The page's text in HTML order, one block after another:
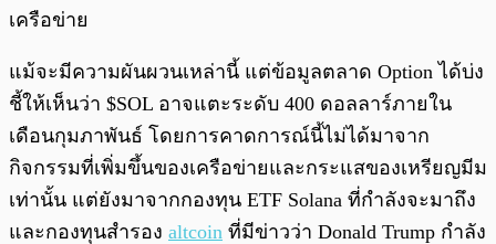
เครือข่าย
แม้จะมีความผันผวนเหล่านี้ แต่ข้อมูลตลาด Option ได้บ่ง
ชี้ให้เห็นว่า $SOL อาจแตะระดับ 400 ดอลลาร์ภายใน
เดือนกุมภาพันธ์ โดยการคาดการณ์นี้ไม่ได้มาจาก
กิจกรรมที่เพิ่มขึ้นของเครือข่ายและกระแสของเหรียญมีม
เท่านั้น แต่ยังมาจากกองทุน ETF Solana ที่กำลังจะมาถึง
และกองทุนสำรอง altcoin ที่มีข่าวว่า Donald Trump กำลัง